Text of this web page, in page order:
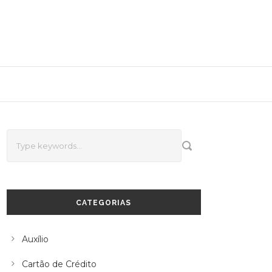
CATEGORIAS
Auxílio
Cartão de Crédito